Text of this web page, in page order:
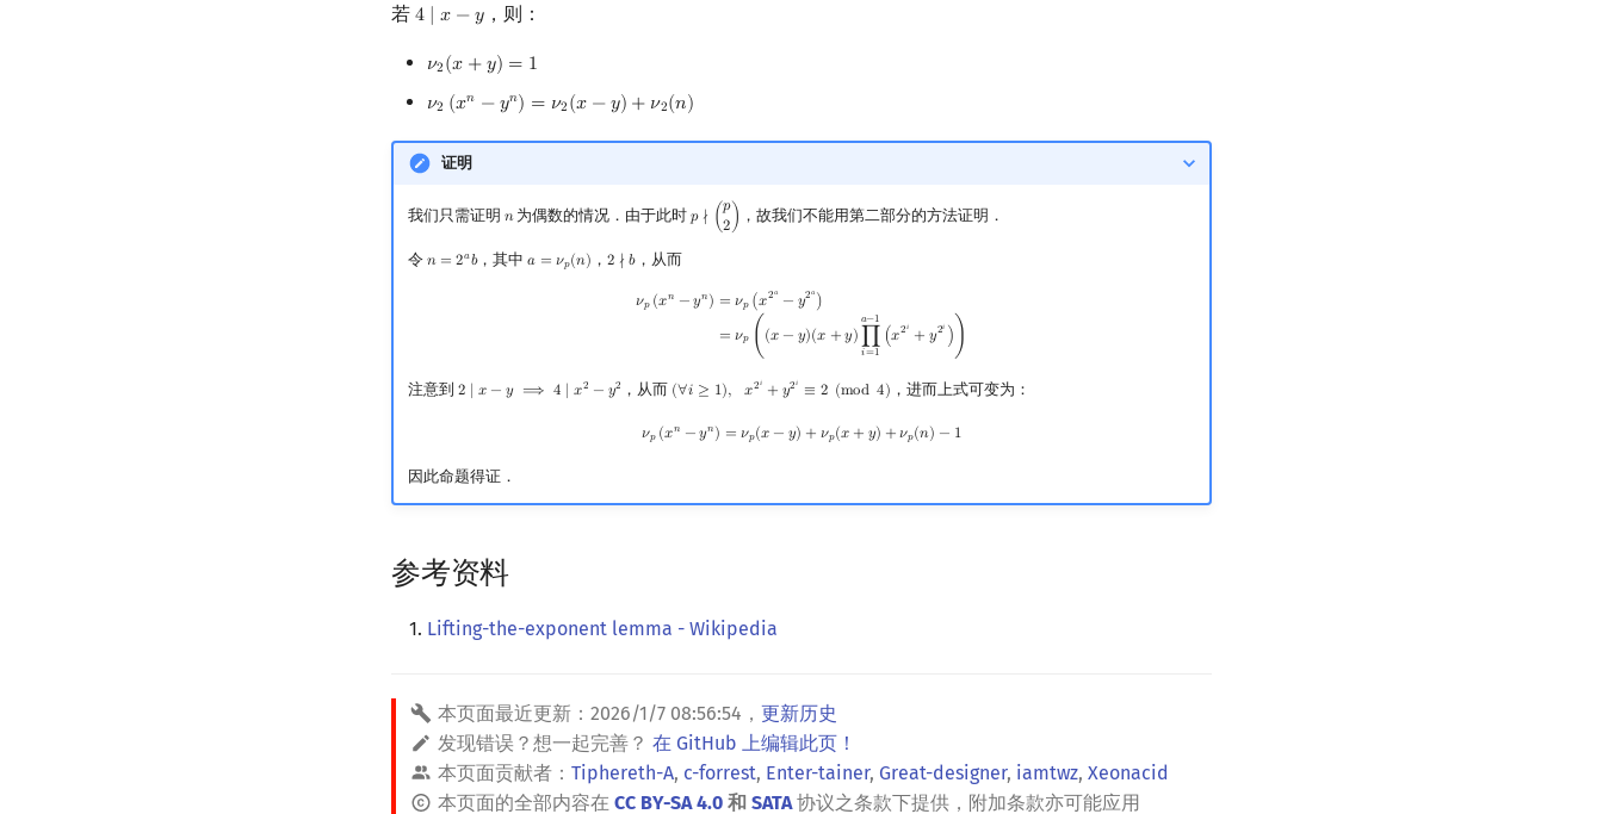
若 4 ∣ 𝑥 −𝑦
4 −y ，则：
𝜈2(𝑥 +𝑦) = 1
ν2(x+y) =1
𝜈2 (𝑥𝑛 −𝑦𝑛) = 𝜈2(𝑥 −𝑦) + 𝜈2(𝑛)
ν2 (xn− yn)=ν 2(x −y)+ν2( n)
证明
我们只需证明 𝑛
n为偶数的情况．由于此时𝑝 ∤ (𝑝
2 )
p ∤ p2 ，故我们不能用第二部分的方法证明．
令 𝑛 = 2𝑎𝑏
n=2ab ，其中𝑎 = 𝜈𝑝(𝑛)
a =νp(n) ， 2 ∤ 𝑏
2∤b ，从而
𝜈𝑝 (𝑥𝑛 −𝑦𝑛) = 𝜈𝑝 (𝑥2𝑎 − 𝑦2𝑎 )
= 𝜈𝑝 ( (𝑥 − 𝑦)(𝑥 +𝑦)
𝑎−1
∏
𝑖=1
(𝑥2𝑖 + 𝑦2𝑖 ) )
p(x n−y n) =νp x2 a− y2a) =νp((x−
注意到 2 ∣ 𝑥 − 𝑦 ⟹ 4 ∣ 𝑥2 − 𝑦2
2∣ −y ⟹4 x2−y 2 ，从而 (∀𝑖 ≥ 1), 𝑥2𝑖 + 𝑦2𝑖 ≡ 2 (mod 4)
(∀i≥ 1) x2 +y2 ≡2(mod 4) ，进而上式可变为：
𝜈𝑝 (𝑥𝑛 −𝑦𝑛) = 𝜈𝑝(𝑥 − 𝑦) + 𝜈𝑝(𝑥 + 𝑦) +𝜈𝑝(𝑛) − 1
νp(xn −y n) =νp(x −y )+ν p x+ y)+νp (n )− 1
因此命题得证．
参考资料
Lifting-the-exponent lemma - Wikipedia
本页面最近更新： 2026/1/7 08:56:54 ， 更新历史
发现错误？想一起完善？ 在 GitHub 上编辑此页！
本页面贡献者： Tiphereth-A, c-forrest, Enter-tainer, Great-designer, iamtwz, Xeonacid
本页面的全部内容在 CC BY-SA 4.0 和 SATA协议之条款下提供，附加条款亦可能应用